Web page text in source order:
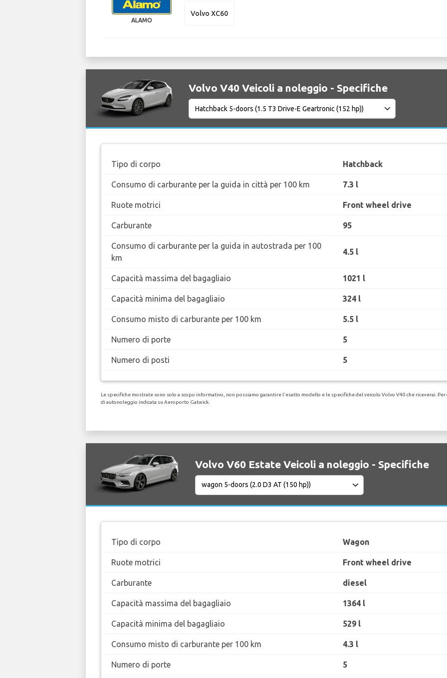
ALAMO
Volvo XC60
Volvo V40 Veicoli a noleggio - Specifiche
Tipo di corpo Hatchback
Consumo di carburante per la guida in città per 100 km 7.3 l
Ruote motrici Front wheel drive
Carburante 95
Consumo di carburante per la guida in autostrada per 100
km
4.5 l
Capacità massima del bagagliaio 1021 l
Capacità minima del bagagliaio 324 l
Consumo misto di carburante per 100 km 5.5 l
Numero di porte 5
Numero di posti 5
Le specifiche mostrate sono solo a scopo informativo, non possiamo garantire l'esatto modello e le specifiche del veicolo Volvo V40 che riceverai.
di autonoleggio indicata su Aeroporto Gatwick.
Volvo V60 Estate Veicoli a noleggio - Specifiche
Tipo di corpo Wagon
Ruote motrici Front wheel drive
Carburante diesel
Capacità massima del bagagliaio 1364 l
Capacità minima del bagagliaio 529 l
Consumo misto di carburante per 100 km 4.3 l
Numero di porte 5